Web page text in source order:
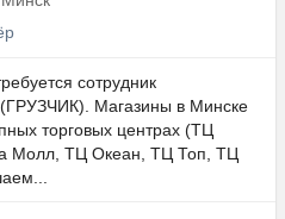
сотрудник
(ГРУЗЧИК). Магазины в Минске
торговых центрах (ТЦ
Молл, ТЦ Океан, ТЦ Топ, ТЦ